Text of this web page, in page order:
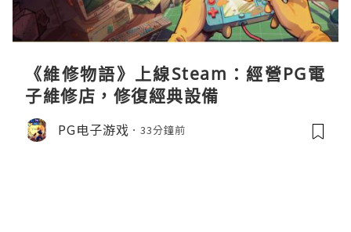
《維修物語》上線Steam：經營PG電
子維修店，修復經典設備
PG电子游戏 33分鐘前